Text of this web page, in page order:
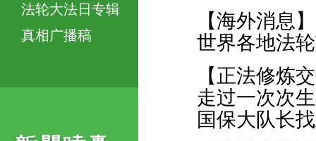
法轮大法日专辑
真相广播稿
【海外消息】
世界各地法
【正法修炼
走过一次次
国保大队长